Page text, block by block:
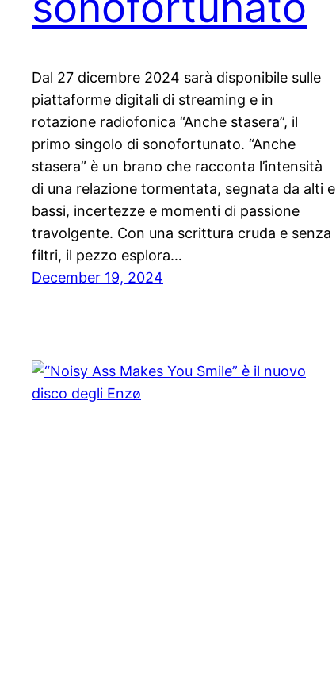
Dal 27 dicembre 2024 sarà disponibile sulle
piattaforme digitali di streaming e in
rotazione radiofonica “Anche stasera”, il
primo singolo di sonofortunato. “Anche
stasera” è un brano che racconta l’intensità
di una relazione tormentata, segnata da alti e
bassi, incertezze e momenti di passione
travolgente. Con una scrittura cruda e senza
filtri, il pezzo esplora…
December 19, 2024